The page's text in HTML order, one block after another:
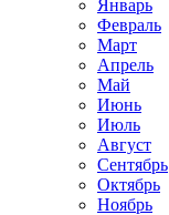
Январь
Февраль
Март
Апрель
Май
Июнь
Июль
Август
Сентябрь
Октябрь
Ноябрь